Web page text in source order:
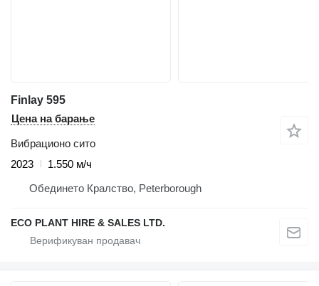
Finlay 595
Цена на барање
Вибрационо сито
2023
1.550 м/ч
Обединето Кралство, Peterborough
ECO PLANT HIRE & SALES LTD.